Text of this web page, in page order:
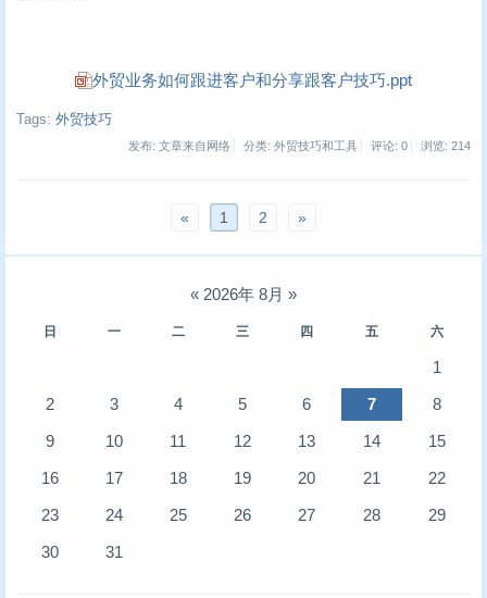
外贸业务如何跟进客户和分享跟客户技巧.ppt
Tags: 外贸技巧
发布: 文章来自网络 分类: 外贸技巧和工具 评论: 0 浏览: 214
« 1 2 »
« 2026年 8月 »
日 一 二 三 四 五 六
1
2
3 4 5 6 7
8
9
10 11 12 13 14
15
16
17 18 19 20 21
22
23
24 25 26 27 28
29
30
31